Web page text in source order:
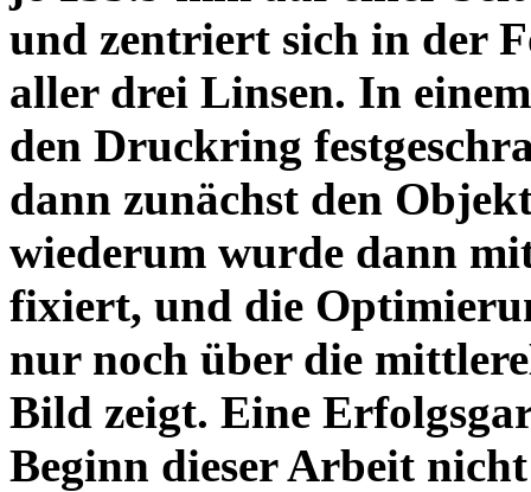
und zentriert sich in der
aller drei Linsen. In
den Druckring
dann zunächst den
wiederum wurde dann
fixiert, und die
nur noch über die
Bild zeigt. Eine
Beginn dieser Arbeit